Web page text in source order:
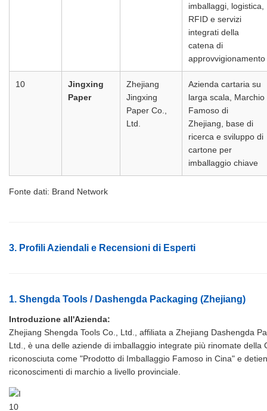
imballaggi, logistica,
RFID e servizi
integrati della
catena di
approvvigionamento
10
Jingxing
Paper
Zhejiang
Jingxing
Paper Co.,
Ltd.
Azienda cartaria su
larga scala, Marchio
Famoso di
Zhejiang, base di
ricerca e sviluppo di
cartone per
imballaggio chiave
Fonte dati: Brand Network
3. Profili Aziendali e Recensioni di Esperti
1. Shengda Tools / Dashengda Packaging (Zhejiang)
Introduzione all'Azienda:
Zhejiang Shengda Tools Co., Ltd., affiliata a Zhejiang Dashengda
Ltd., è una delle aziende di imballaggio integrate più rinomate della
riconosciuta come "Prodotto di Imballaggio Famoso in Cina" e
riconoscimenti di marchio a livello provinciale.